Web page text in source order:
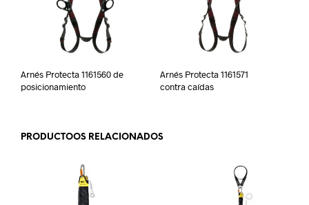
Arnés Protecta 1161560 de
posicionamiento
Arnés Protecta 1161571
contra caídas
PRODUCTOOS RELACIONADOS